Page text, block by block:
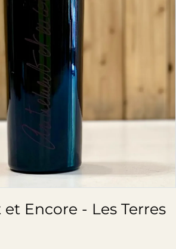
Encore - Les Terres